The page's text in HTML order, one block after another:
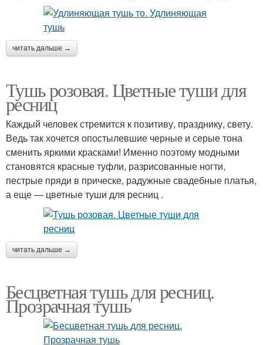
читать дальше →
Тушь розовая. Цветные туши для
ресниц
Каждый человек стремится к позитиву, празднику, свету.
Ведь так хочется опостылевшие черные и серые тона
сменить яркими красками! Именно поэтому модными
становятся красные туфли, разрисованные ногти,
пестрые пряди в прическе, радужные свадебные платья,
а еще — цветные туши для ресниц .
читать дальше →
Бесцветная тушь для ресниц.
Прозрачная тушь